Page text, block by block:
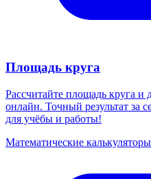
Площадь круга
Рассчитайте площадь круга
онлайн. Точный результат за
для учёбы и работы!
Математические калькуляторы